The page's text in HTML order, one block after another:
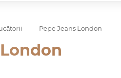
— Pepe Jeans London